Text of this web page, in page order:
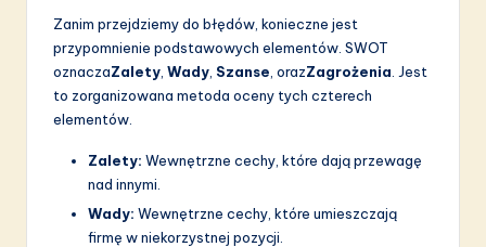
o
Zanim przejdziemy do błędów, konieczne jest
przypomnienie podstawowych elementów. SWOT
oznaczaZalety Wady Szanse , orazZagrożenia . Jest
to zorganizowana metoda oceny tych czterech
elementów.
Zalety: Wewnętrzne cechy, które dają przewagę
nad innymi.
Wady: Wewnętrzne cechy, które umieszczają
firmę w niekorzystnej pozycji.